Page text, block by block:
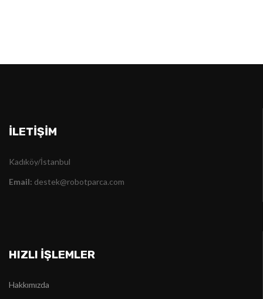
İLETIŞIM
Kadıköy/İstanbul
Email: destek@robotparca.com
HIZLI İŞLEMLER
Hakkımızda